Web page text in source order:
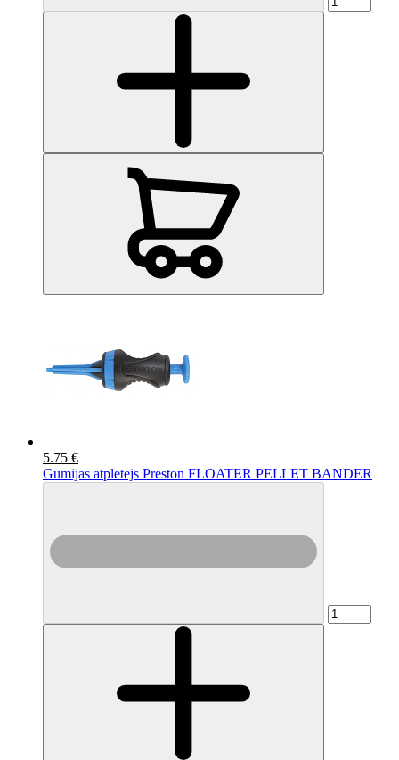
5.75 €
Gumijas atplētējs Preston FLOATER PELLET BANDER